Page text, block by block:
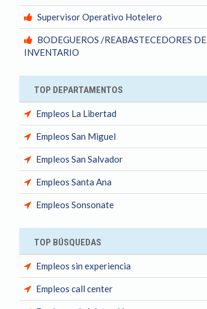
Supervisor Operativo Hotelero
BODEGUEROS /REABASTECEDORES DE
INVENTARIO
TOP DEPARTAMENTOS
Empleos La Libertad
Empleos San Miguel
Empleos San Salvador
Empleos Santa Ana
Empleos Sonsonate
TOP BÚSQUEDAS
Empleos sin experiencia
Empleos call center